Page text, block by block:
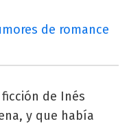
de romance
de Inés
y que había